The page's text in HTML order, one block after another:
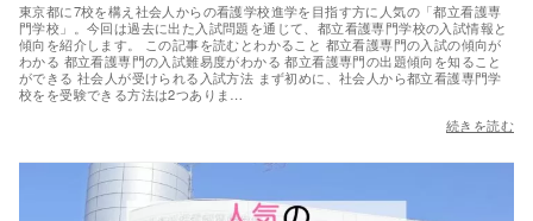
東京都に7校を構え社会人からの看護学校進学を目指す方に人気の「都立看護専
門学校」。今回は過去に出た入試問題を通じて、都立看護専門学校の入試情報と
傾向を紹介します。 この記事を読むとわかること 都立看護専門の入試の傾向が
わかる 都立看護専門の入試難易度がわかる 都立看護専門の出題傾向を知ること
ができる 社会人が受けられる入試方法 まず初めに、社会人から都立看護専門学
校をを受験できる方法は2つありま…
続きを読む